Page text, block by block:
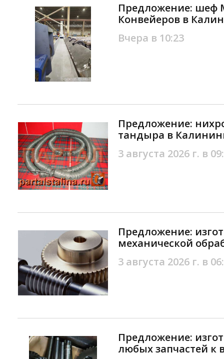
Предложение: шеф
Конвейеров в
Вчера в 10:23
Предложение:
тандыра в
3 августа 2026 г. в
Предложение:
механической
3 августа 2026 г. в
Предложение:
любых запчастей к